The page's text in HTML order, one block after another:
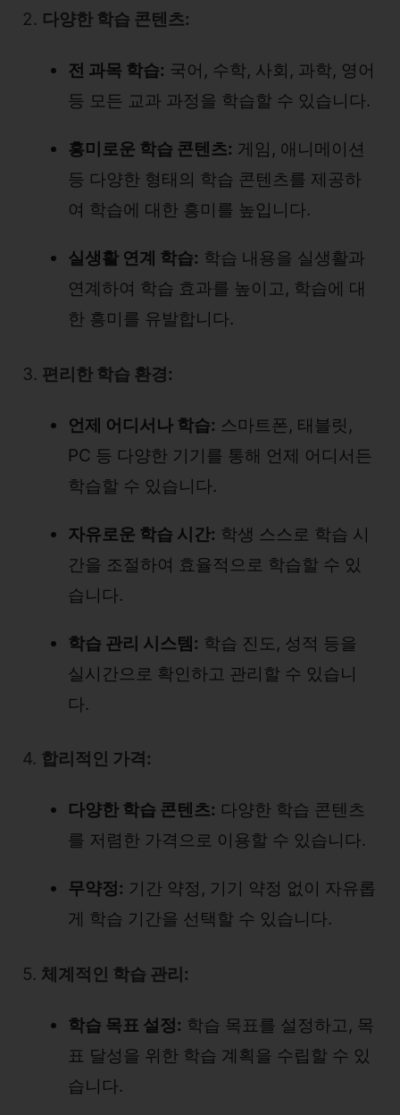
2. 다양한 학습 콘텐츠:
전 과목 학습: 국어, 수학, 사회, 과학, 영어
등 모든 교과 과정을 학습할 수 있습니다.
흥미로운 학습 콘텐츠: 게임, 애니메이션
등 다양한 형태의 학습 콘텐츠를 제공하
여 학습에 대한 흥미를 높입니다.
실생활 연계 학습: 학습 내용을 실생활과
연계하여 학습 효과를 높이고, 학습에 대
한 흥미를 유발합니다.
3. 편리한 학습 환경:
언제 어디서나 학습: 스마트폰, 태블릿,
PC 등 다양한 기기를 통해 언제 어디서든
학습할 수 있습니다.
자유로운 학습 시간: 학생 스스로 학습 시
간을 조절하여 효율적으로 학습할 수 있
습니다.
학습 관리 시스템: 학습 진도, 성적 등을
실시간으로 확인하고 관리할 수 있습니
다.
4. 합리적인 가격:
다양한 학습 콘텐츠: 다양한 학습 콘텐츠
를 저렴한 가격으로 이용할 수 있습니다.
무약정: 기간 약정, 기기 약정 없이 자유롭
게 학습 기간을 선택할 수 있습니다.
5. 체계적인 학습 관리:
학습 목표 설정: 학습 목표를 설정하고, 목
표 달성을 위한 학습 계획을 수립할 수 있
습니다.